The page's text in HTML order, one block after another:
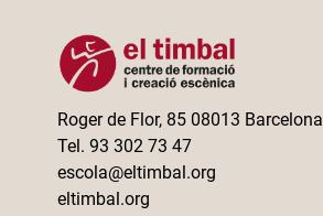
Roger de Flor, 85 08013 Barcelona
Tel. 93 302 73 47
escola@eltimbal.org
eltimbal.org